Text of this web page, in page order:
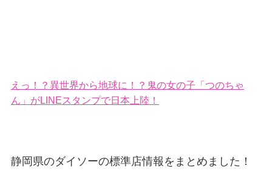
えっ！？異世界から地球に！？鬼の女の子「つのちゃ
ん」がLINEスタンプで日本上陸！
静岡県のダイソーの標準店情報をまとめました！